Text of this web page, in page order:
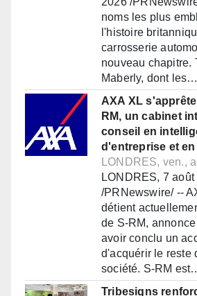
noms les plus
l'histoire
carrosserie
nouveau chapitre.
Maberly, dont les…
AXA XL
RM, un cabinet
conseil en
d'entreprise et
LONDRES, ven.,
LONDRES, 7
/PRNewswire/ --
détient
de S-RM,
avoir conclu un
d'acquérir le reste
société. S-RM
Tribesigns